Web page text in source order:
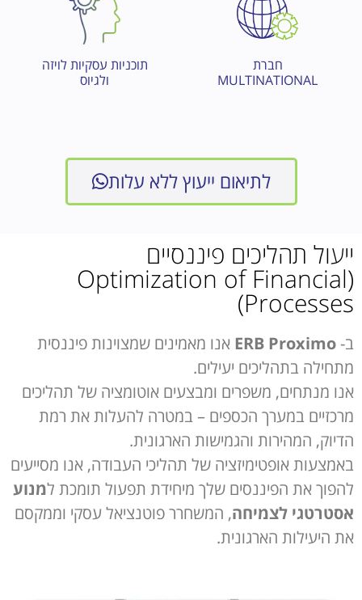
חברת
MULTINATIONAL
תוכניות עסקיות לויזה
ולגיוס
לתיאום ייעוץ ללא עלות
ייעול תהליכים פיננסיים
(Optimization of Financial
Processes)
ב- ERB Proximo אנו מאמינים שמצוינות פיננסית
מתחילה בתהליכים יעילים.
אנו מנתחים, משפרים ומבצעים אוטומציה של תהליכים
מרכזיים במערך הכספים – במטרה להעלות את רמת
הדיוק, המהירות והגמישות הארגונית.
באמצעות אופטימיזציה של תהליכי העבודה, אנו מסייעים
להפוך את הפיננסים שלך מיחידת תפעול תומכת למנוע
אסטרטגי לצמיחה, המשחרר פוטנציאל עסקי וממקסם
את היעילות הארגונית.